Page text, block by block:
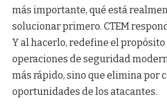
más importante, qué está
solucionar primero. CTEM
Y al hacerlo, redefine el
operaciones de seguridad
más rápido, sino que elimina por
oportunidades de los atacantes.